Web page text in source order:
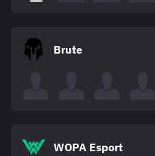
Brute
WOPA Esport